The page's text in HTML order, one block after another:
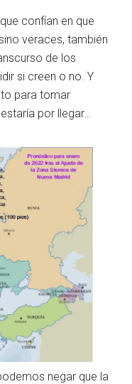
confían en que
veraces, también
de los
si creen o no. Y
para tomar
por llegar…
negar que la